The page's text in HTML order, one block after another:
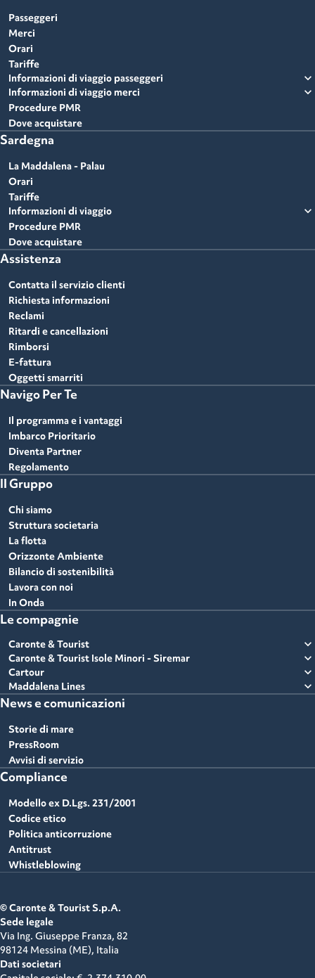
Passeggeri
Merci
Orari
Tariffe
Informazioni di viaggio passeggeri
expand_more
Informazioni di viaggio merci expand_more
Procedure PMR
Dove acquistare
Sardegna
La Maddalena - Palau
Orari
Tariffe
Informazioni di viaggio
expand_more
Procedure PMR
Dove acquistare
Assistenza
Contatta il servizio clienti
Richiesta informazioni
Reclami
Ritardi e cancellazioni
Rimborsi
E-fattura
Oggetti smarriti
Navigo Per Te
Il programma e i vantaggi
Imbarco Prioritario
Diventa Partner
Regolamento
Il Gruppo
Chi siamo
Struttura societaria
La flotta
Orizzonte Ambiente
Bilancio di sostenibilità
Lavora con noi
In Onda
Le compagnie
Caronte & Tourist expand_more
Caronte & Tourist Isole Minori - Siremar expand_more
Cartour expand_more
Maddalena Lines expand_more
News e comunicazioni
Storie di mare
PressRoom
Avvisi di servizio
Compliance
Modello ex D.Lgs. 231/2001
Codice etico
Politica anticorruzione
Antitrust
Whistleblowing
© Caronte & Tourist S.p.A.
Sede legale
Via Ing. Giuseppe Franza, 82
98124 Messina (ME), Italia
Dati societari